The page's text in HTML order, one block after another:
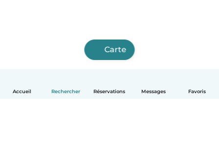
Accueil Rechercher Réservations Messages Favoris
Carte